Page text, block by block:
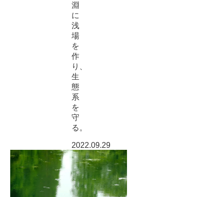
淵
に
浅
場
を
作
り、
生
態
系
を
守
る。
2022.09.29